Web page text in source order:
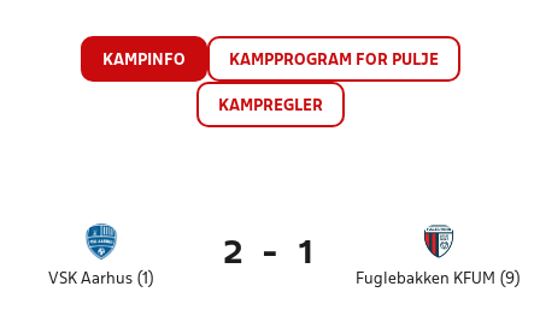
KAMPINFO KAMPPROGRAM FOR PULJE
KAMPREGLER
VSK Aarhus (1)
2 - 1
Fuglebakken KFUM (9)